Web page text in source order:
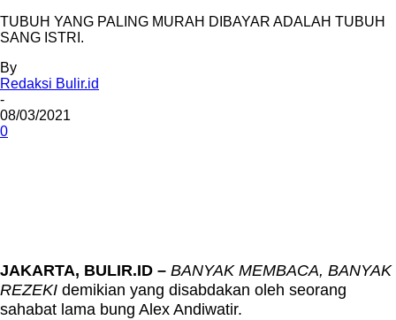
TUBUH YANG PALING MURAH DIBAYAR ADALAH TUBUH
SANG ISTRI.
By
Redaksi Bulir.id
-
08/03/2021
0
JAKARTA, BULIR.ID – BANYAK MEMBACA, BANYAK
REZEKI demikian yang disabdakan oleh seorang
sahabat lama bung Alex Andiwatir.